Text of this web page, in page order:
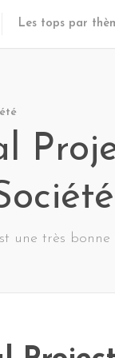
Les tops par
une très bonne